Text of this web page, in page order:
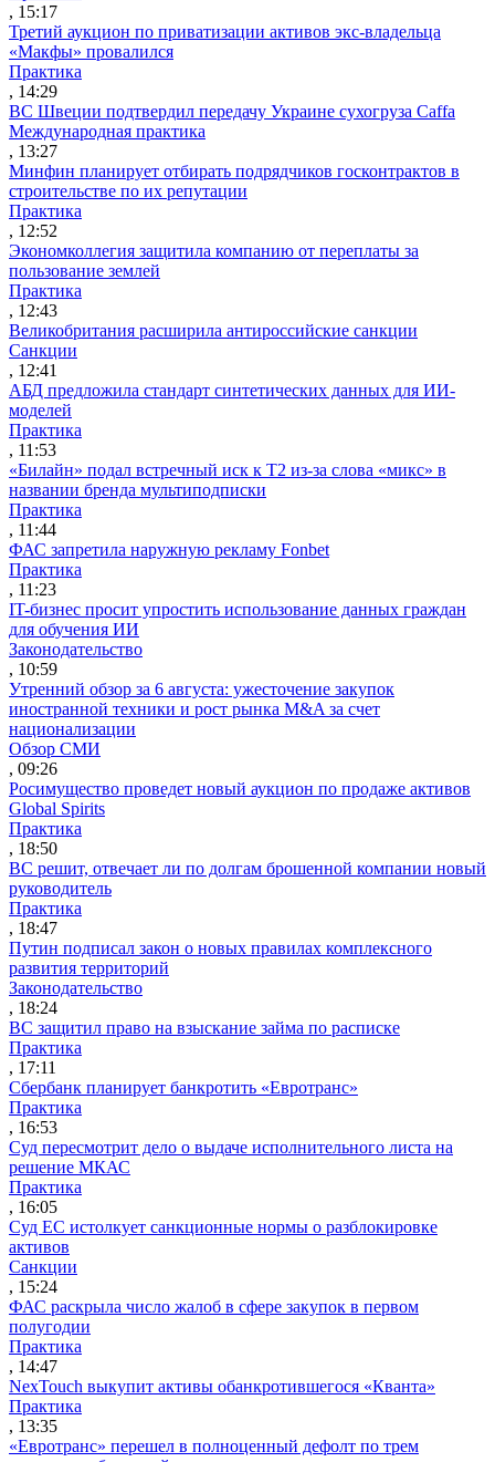
, 15:17
Третий аукцион по приватизации активов экс-владельца
«Макфы» провалился
Практика
, 14:29
ВС Швеции подтвердил передачу Украине сухогруза Caffa
Международная практика
, 13:27
Минфин планирует отбирать подрядчиков госконтрактов в
строительстве по их репутации
Практика
, 12:52
Экономколлегия защитила компанию от переплаты за
пользование землей
Практика
, 12:43
Великобритания расширила антироссийские санкции
Санкции
, 12:41
АБД предложила стандарт синтетических данных для ИИ-
моделей
Практика
, 11:53
«Билайн» подал встречный иск к Т2 из-за слова «микс» в
названии бренда мультиподписки
Практика
, 11:44
ФАС запретила наружную рекламу Fonbet
Практика
, 11:23
IT-бизнес просит упростить использование данных граждан
для обучения ИИ
Законодательство
, 10:59
Утренний обзор за 6 августа: ужесточение закупок
иностранной техники и рост рынка M&A за счет
национализации
Обзор СМИ
, 09:26
Росимущество проведет новый аукцион по продаже активов
Global Spirits
Практика
, 18:50
ВС решит, отвечает ли по долгам брошенной компании новый
руководитель
Практика
, 18:47
Путин подписал закон о новых правилах комплексного
развития территорий
Законодательство
, 18:24
ВС защитил право на взыскание займа по расписке
Практика
, 17:11
Сбербанк планирует банкротить «Евротранс»
Практика
, 16:53
Суд пересмотрит дело о выдаче исполнительного листа на
решение МКАС
Практика
, 16:05
Суд ЕС истолкует санкционные нормы о разблокировке
активов
Санкции
, 15:24
ФАС раскрыла число жалоб в сфере закупок в первом
полугодии
Практика
, 14:47
NexTouch выкупит активы обанкротившегося «Кванта»
Практика
, 13:35
«Евротранс» перешел в полноценный дефолт по трем